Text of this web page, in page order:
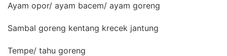
Ayam opor/ ayam bacem/ ayam goreng
Sambal goreng kentang krecek jantung
Tempe/ tahu goreng